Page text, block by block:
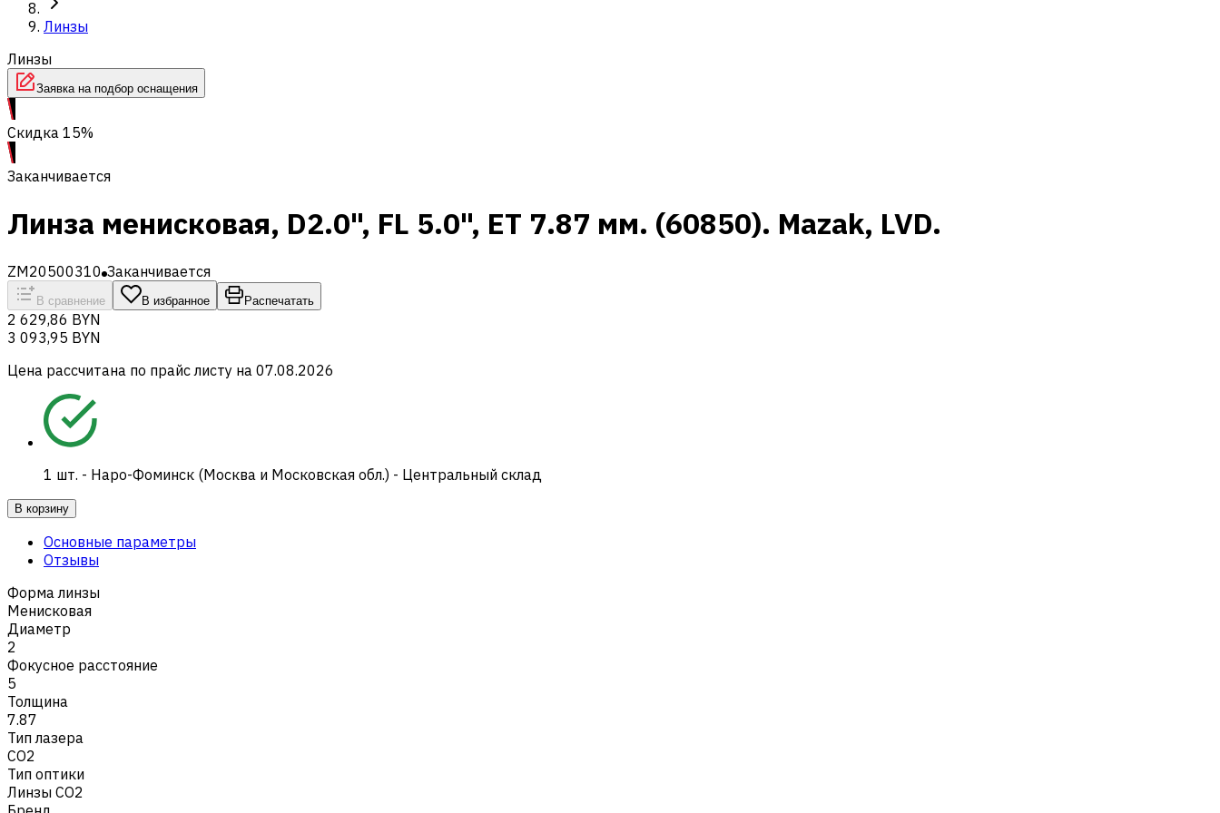
Линзы
Линзы
Заявка на подбор оснащения
Скидка 15%
Заканчивается
Линза менисковая, D2.0", FL 5.0", ET 7.87 мм. (60850). Mazak, LVD.
ZM20500310 Заканчивается
В сравнение В избранное Распечатать
2 629,86 BYN
3 093,95 BYN
Цена рассчитана по прайс листу на 07.08.2026
1 шт. - Наро-Фоминск (Москва и Московская обл.) - Центральный склад
В корзину
Основные параметры
Отзывы
Форма линзы
Менисковая
Диаметр
2
Фокусное расстояние
5
Толщина
7.87
Тип лазера
CO2
Тип оптики
Линзы CO2